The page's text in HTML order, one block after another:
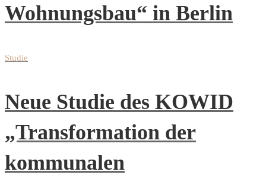
Wohnungsbau“ in Berlin
Studie
Neue Studie des KOWID
„Transformation der
kommunalen